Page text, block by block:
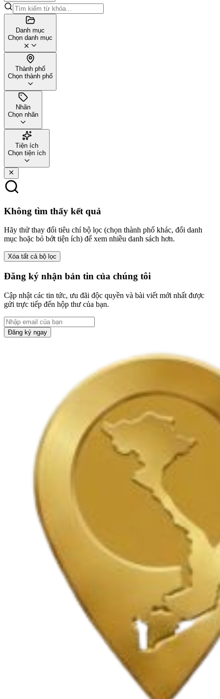
Danh mục
Chọn danh mục
Thành phố
Chọn thành phố
Nhãn
Chọn nhãn
Tiện ích
Chọn tiện ích
Không tìm thấy kết quả
Hãy thử thay đổi tiêu chí bộ lọc (chọn thành phố khác, đổi danh
mục hoặc bỏ bớt tiện ích) để xem nhiều danh sách hơn.
Xóa tất cả bộ lọc
Đăng ký nhận bản tin của chúng tôi
Cập nhật các tin tức, ưu đãi độc quyền và bài viết mới nhất được
gửi trực tiếp đến hộp thư của bạn.
Đăng ký ngay